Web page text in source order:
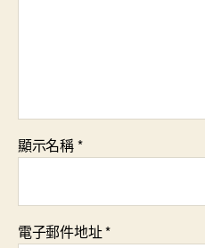
顯示名稱*
電子郵件地址*